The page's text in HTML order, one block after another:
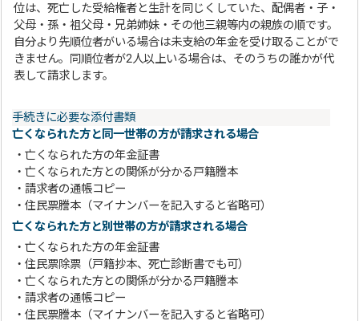
位は、死亡した受給権者と生計を同じくしていた、配偶者・子・
父母・孫・祖父母・兄弟姉妹・その他三親等内の親族の順です。
自分より先順位者がいる場合は未支給の年金を受け取ることがで
きません。同順位者が2人以上いる場合は、そのうちの誰かが代
表して請求します。
手続きに必要な添付書類
亡くなられた方と同一世帯の方が請求される場合
・亡くなられた方の年金証書
・亡くなられた方との関係が分かる戸籍謄本
・請求者の通帳コピー
・住民票謄本（マイナンバーを記入すると省略可）
亡くなられた方と別世帯の方が請求される場合
・亡くなられた方の年金証書
・住民票除票（戸籍抄本、死亡診断書でも可）
・亡くなられた方との関係が分かる戸籍謄本
・請求者の通帳コピー
・住民票謄本（マイナンバーを記入すると省略可）